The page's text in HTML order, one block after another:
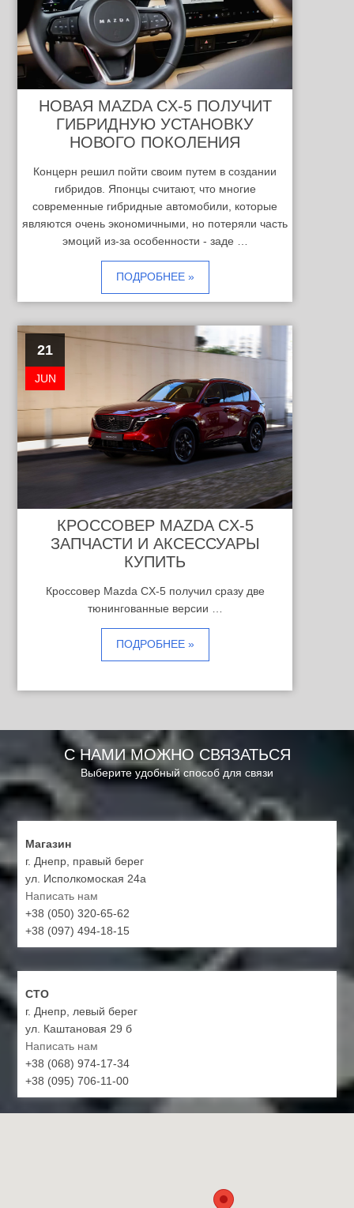
НОВАЯ MAZDA CX-5 ПОЛУЧИТ
ГИБРИДНУЮ УСТАНОВКУ
НОВОГО ПОКОЛЕНИЯ
Концерн решил пойти своим путем в создании
гибридов. Японцы считают, что многие
современные гибридные автомобили, которые
являются очень экономичными, но потеряли часть
эмоций из-за особенности - заде …
ПОДРОБНЕЕ »
21
JUN
КРОССОВЕР MAZDA CX-5
ЗАПЧАСТИ И АКСЕССУАРЫ
КУПИТЬ
Кроссовер Mazda CX-5 получил сразу две
тюнингованные версии …
ПОДРОБНЕЕ »
С НАМИ МОЖНО СВЯЗАТЬСЯ
Выберите удобный способ для связи
Магазин
г. Днепр, правый берег
ул. Исполкомоская 24а
Написать нам
+38 (050) 320-65-62
+38 (097) 494-18-15
СТО
г. Днепр, левый берег
ул. Каштановая 29 б
Написать нам
+38 (068) 974-17-34
+38 (095) 706-11-00